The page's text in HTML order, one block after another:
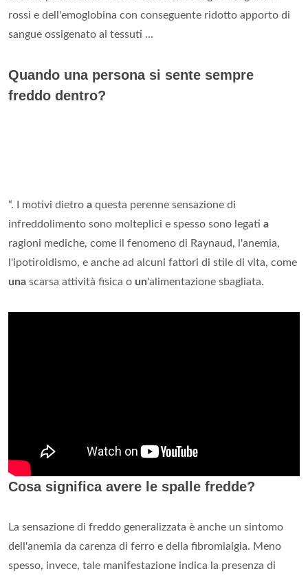
rossi e dell'emoglobina con conseguente ridotto apporto di
sangue ossigenato ai tessuti ...
Quando una persona si sente sempre
freddo dentro?
“. I motivi dietro a questa perenne sensazione di
infreddolimento sono molteplici e spesso sono legati a
ragioni mediche, come il fenomeno di Raynaud, l'anemia,
l'ipotiroidismo, e anche ad alcuni fattori di stile di vita, come
una scarsa attività fisica o un'alimentazione sbagliata.
Cosa significa avere le spalle fredde?
La sensazione di freddo generalizzata è anche un sintomo
dell'anemia da carenza di ferro e della fibromialgia. Meno
spesso, invece, tale manifestazione indica la presenza di